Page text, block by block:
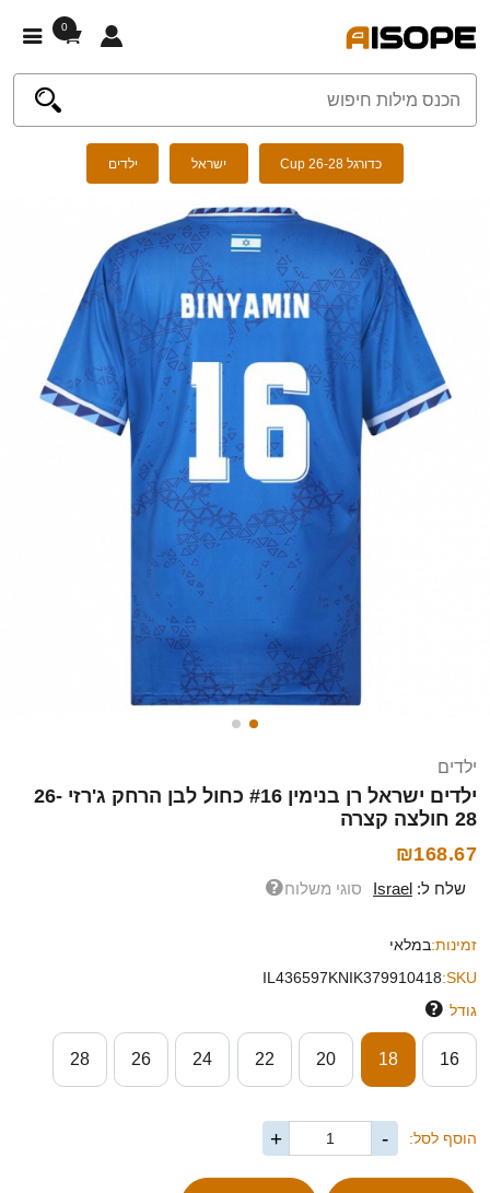
0
כדורגל Cup 26-28 ישראל ילדים
ילדים
ילדים ישראל רן בנימין #16 כחול לבן הרחק ג'רזי 26-
28 חולצה קצרה
₪168.67
שלח ל: Israel סוגי משלוח
זמינות:במלאי
SKU:
IL436597KNIK379910418
גודל
16
18
20
22
24
26
28
הוסף לסל: -
+